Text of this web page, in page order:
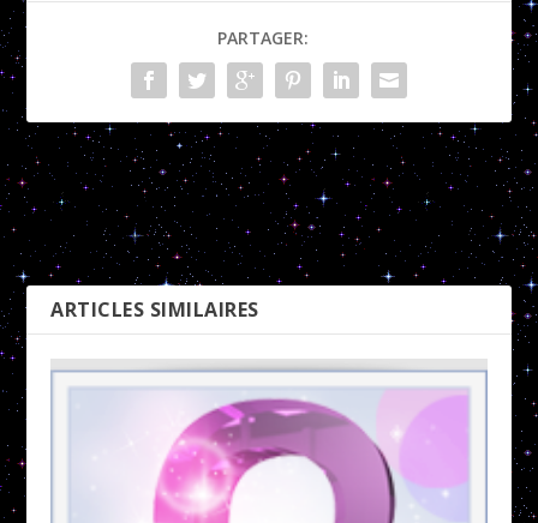
PARTAGER:
Chemin de vie 4
PRÉCÉDENT
Chemin de vie 6
SUIVANT
ARTICLES SIMILAIRES